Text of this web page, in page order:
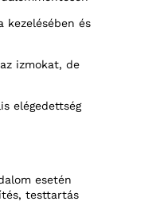
kezelésében és
izmokat, de
elégedettség
esetén
testtartás